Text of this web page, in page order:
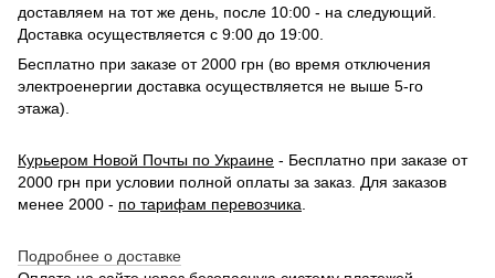
доставляем на тот же день, после 10:00 - на следующий.
Доставка осуществляется с 9:00 до 19:00.
Бесплатно при заказе от 2000 грн (во время отключения
электроенергии доставка осуществляется не выше 5-го
этажа).
Курьером Новой Почты по Украине - Бесплатно при заказе от
2000 грн при условии полной оплаты за заказ. Для заказов
менее 2000 - по тарифам перевозчика
Подробнее о доставке